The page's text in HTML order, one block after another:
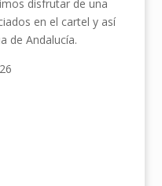
disfrutar de una
en el cartel y así
de Andalucía.